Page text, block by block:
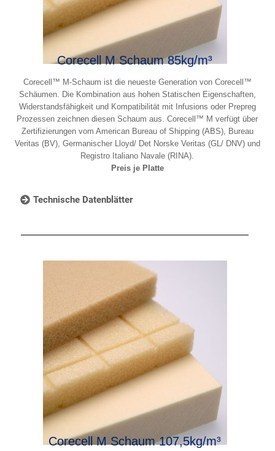
Corecell M Schaum 85kg/m³
Corecell™ M-Schaum ist die neueste Generation von Corecell™
Schäumen. Die Kombination aus hohen Statischen Eigenschaften,
Widerstandsfähigkeit und Kompatibilität mit Infusions oder Prepreg
Prozessen zeichnen diesen Schaum aus. Corecell™ M verfügt über
Zertifizierungen vom American Bureau of Shipping (ABS), Bureau
Veritas (BV), Germanischer Lloyd/ Det Norske Veritas (GL/ DNV) und
Registro Italiano Navale (RINA).
Preis je Platte
Technische Datenblätter
Corecell M Schaum 107,5kg/m³